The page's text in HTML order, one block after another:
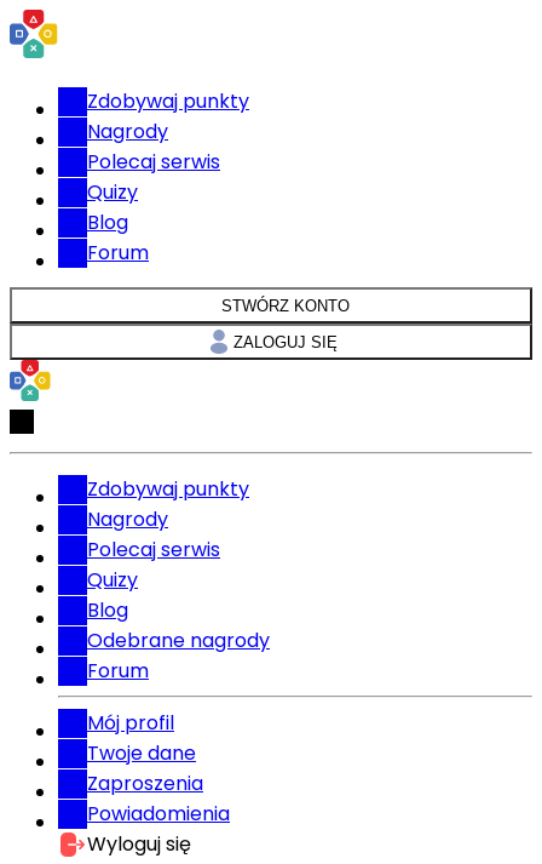
Zdobywaj punkty
Nagrody
Polecaj serwis
Quizy
Blog
Forum
STWÓRZ KONTO
ZALOGUJ SIĘ
Zdobywaj punkty
Nagrody
Polecaj serwis
Quizy
Blog
Odebrane nagrody
Forum
Mój profil
Twoje dane
Zaproszenia
Powiadomienia
Wyloguj się